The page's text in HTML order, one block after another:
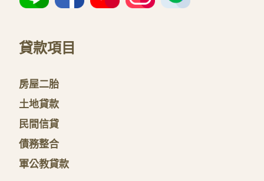
貸款項目
房屋二胎
土地貸款
民間信貸
債務整合
軍公教貸款